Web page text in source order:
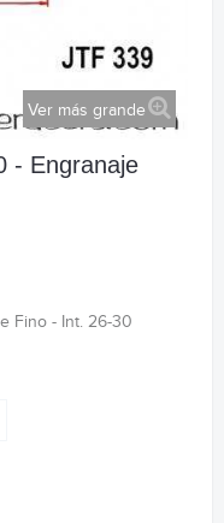
Ver más grande
- Engranaje
Fino - Int. 26-30